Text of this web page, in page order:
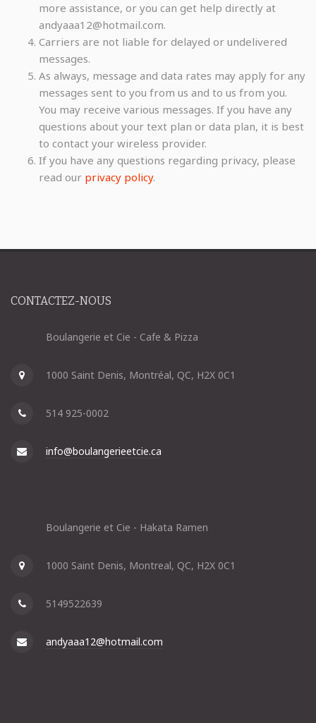
more assistance, or you can get help directly at
andyaaa12@hotmail.com.
Carriers are not liable for delayed or undelivered
messages.
As always, message and data rates may apply for any
messages sent to you from us and to us from you.
You may receive various messages. If you have any
questions about your text plan or data plan, it is best
to contact your wireless provider.
If you have any questions regarding privacy, please
read our privacy policy.
CONTACTEZ-NOUS
Boulangerie et Cie - Cafe & Pizza
1000 Saint Denis, Montréal, QC, H2X 0C1
514 925-0002
info@boulangerieetcie.ca
Boulangerie et Cie - Hakata Ramen
1000 Saint Denis, Montreal, QC, H2X 0C1
5149522639
andyaaa12@hotmail.com